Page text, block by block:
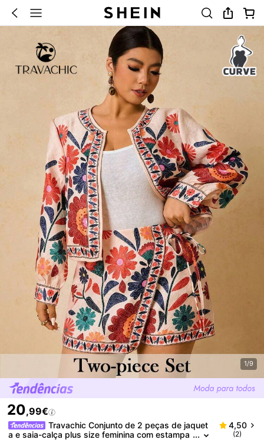
1/9
20,99€
Travachic Conjunto de 2 peças de jaquet
a e saia-calça plus size feminina com estampa
4,50
(2)